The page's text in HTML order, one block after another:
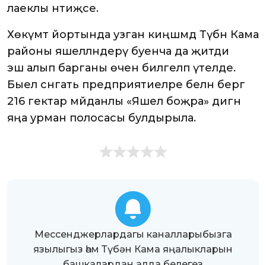
лаеклы нәтиҗәсе.
Хөкүмәт йортында узган киңәшмәдә Түбән Кама
районы яшелләндерү буенча да җитди
эш алып барганы өчен билгеләп үтелде.
Быел сәнәгать предприятиеләре белән бергә
216 гектар мәйданлы «Яшел боҗра» дигән
яңа урман полосасы булдырыла.
Мессенджерлардагы каналларыбызга
язылыгыз һәм Түбән Кама яңалыкларын